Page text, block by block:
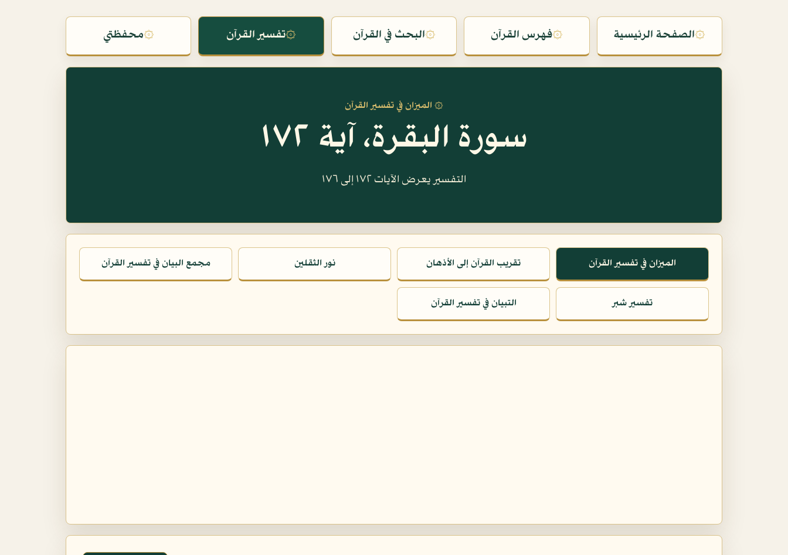
۞الصفحة الرئيسية ۞فهرس القرآن ۞البحث في القرآن ۞تفسير القرآن ۞محفظتي
۞ الميزان في تفسير القرآن
سورة البقرة، آية ١٧٢
التفسير يعرض الآيات ١٧٢ إلى ١٧٦
الميزان في تفسير القرآن تقريب القرآن إلى الأذهان نور الثقلين مجمع البيان في تفسير القرآن
تفسير شبر التبيان في تفسير القرآن